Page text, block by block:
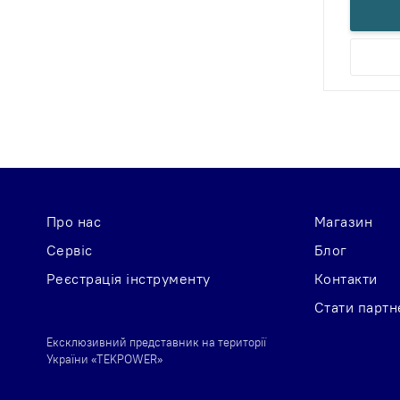
Про нас
Сервіс
Реєстрація інструменту
Ексклюзивний представник на території
України «TEKPOWER»
Магазин
Блог
Контакти
Стати